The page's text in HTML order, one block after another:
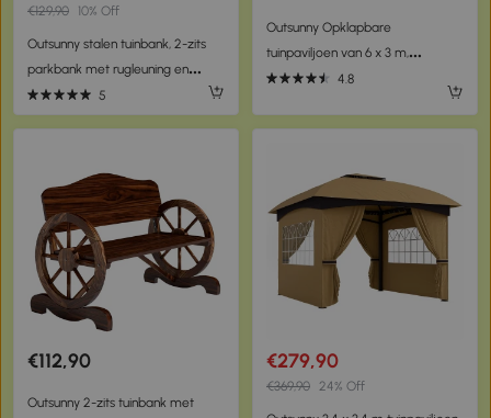
€129,90 10% Off
Outsunny stalen tuinbank, 2-zits
parkbank met rugleuning en
armleuning, bank met
bloemmotief, voor tuin, balkon,
5
Outsunny Opklapbare
tuinpaviljoen van 6 x 3 m,
halfopen, verwijderbare
draagtas, stalen frame, blauw
4.8
€112,90
Outsunny 2-zits tuinbank met
€279,90
€369,90 24% Off